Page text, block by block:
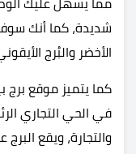
مما يسهل عليك
شديدة، كما أنك
الأخضر والبُرج
كما يتميز موقع برج
في الحي التجاري
والتجارة، ويقع